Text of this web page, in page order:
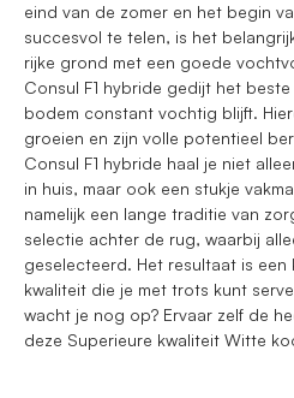
eind van de zomer en het begin
succesvol te telen, is het
rijke grond met een goede
Consul F1 hybride gedijt het
bodem constant vochtig blijft.
groeien en zijn volle potentieel
Consul F1 hybride haal je niet
in huis, maar ook een stukje
namelijk een lange traditie van
selectie achter de rug, waarbij
geselecteerd. Het resultaat is
kwaliteit die je met trots kunt
wacht je nog op? Ervaar zelf de
deze Superieure kwaliteit Witte